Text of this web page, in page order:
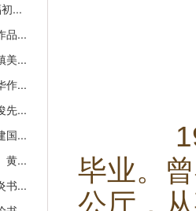
...
品...
美...
作...
先...
国...
黄...
书...
毕业。
公厅，